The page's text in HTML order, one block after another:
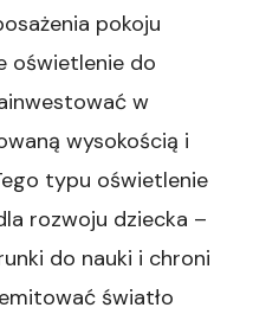
pokoju
oświetlenie do
w
wysokością i
typu oświetlenie
rozwoju dziecka –
do nauki i chroni
światło